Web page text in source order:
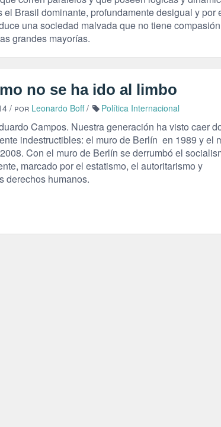
el Brasil dominante, profundamente desigual y por
una sociedad malvada que no tiene
grandes mayorías.
no se ha ido al limbo
/ por Leonardo Boff/ Política Internacional
Campos. Nuestra generación ha visto caer
indestructibles: el muro de Berlín en 1989 y el
Con el muro de Berlín se derrumbó el
marcado por el estatismo, el autoritarismo y
derechos humanos.